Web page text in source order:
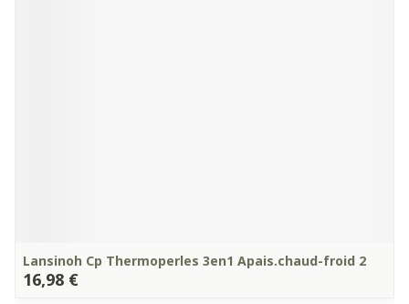
Lansinoh Cp Thermoperles 3en1 Apais.chaud-froid 2
16,98 €